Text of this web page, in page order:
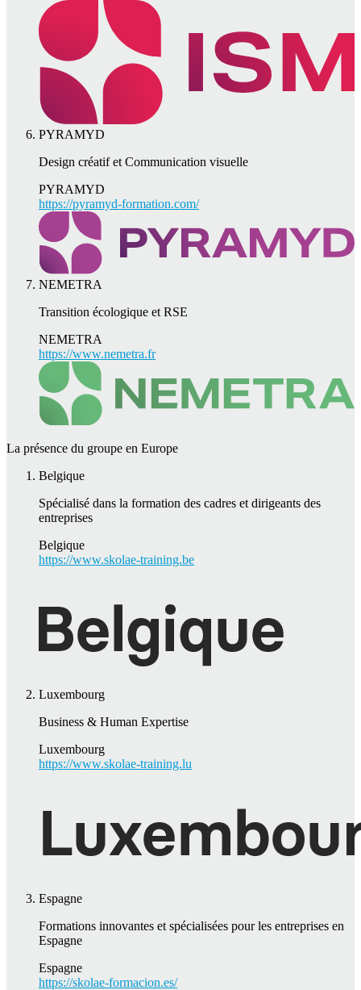
PYRAMYD
Design créatif et Communication visuelle
PYRAMYD
https://pyramyd-formation.com/
NEMETRA
Transition écologique et RSE
NEMETRA
https://www.nemetra.fr
La présence du groupe en Europe
Belgique
Spécialisé dans la formation des cadres et dirigeants des
entreprises
Belgique
https://www.skolae-training.be
Luxembourg
Business & Human Expertise
Luxembourg
https://www.skolae-training.lu
Espagne
Formations innovantes et spécialisées pour les entreprises en
Espagne
Espagne
https://skolae-formacion.es/